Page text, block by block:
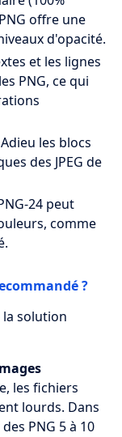
offre une
d'opacité.
et les lignes
PNG, ce qui
les blocs
des JPEG de
24 peut
comme
?
la solution
les fichiers
lourds. Dans
PNG 5 à 10